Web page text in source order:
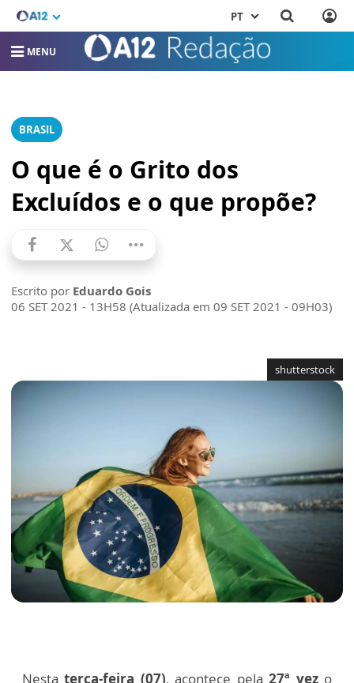
PT
MENU
BRASIL
O que é o Grito dos
Excluídos e o que propõe?
Escrito por Eduardo Gois
06 SET 2021 - 13H58 (Atualizada em 09 SET 2021 - 09H03)
shutterstock
Nesta terça-feira (07), acontece pela27ª vezo